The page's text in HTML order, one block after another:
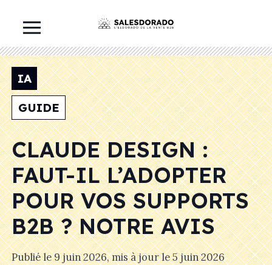
IA
GUIDE
CLAUDE DESIGN :
FAUT-IL L’ADOPTER
POUR VOS SUPPORTS
B2B ? NOTRE AVIS
Publié le9 juin 2026, mis à jour le5 juin 2026